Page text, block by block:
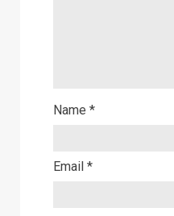
Name *
Email *